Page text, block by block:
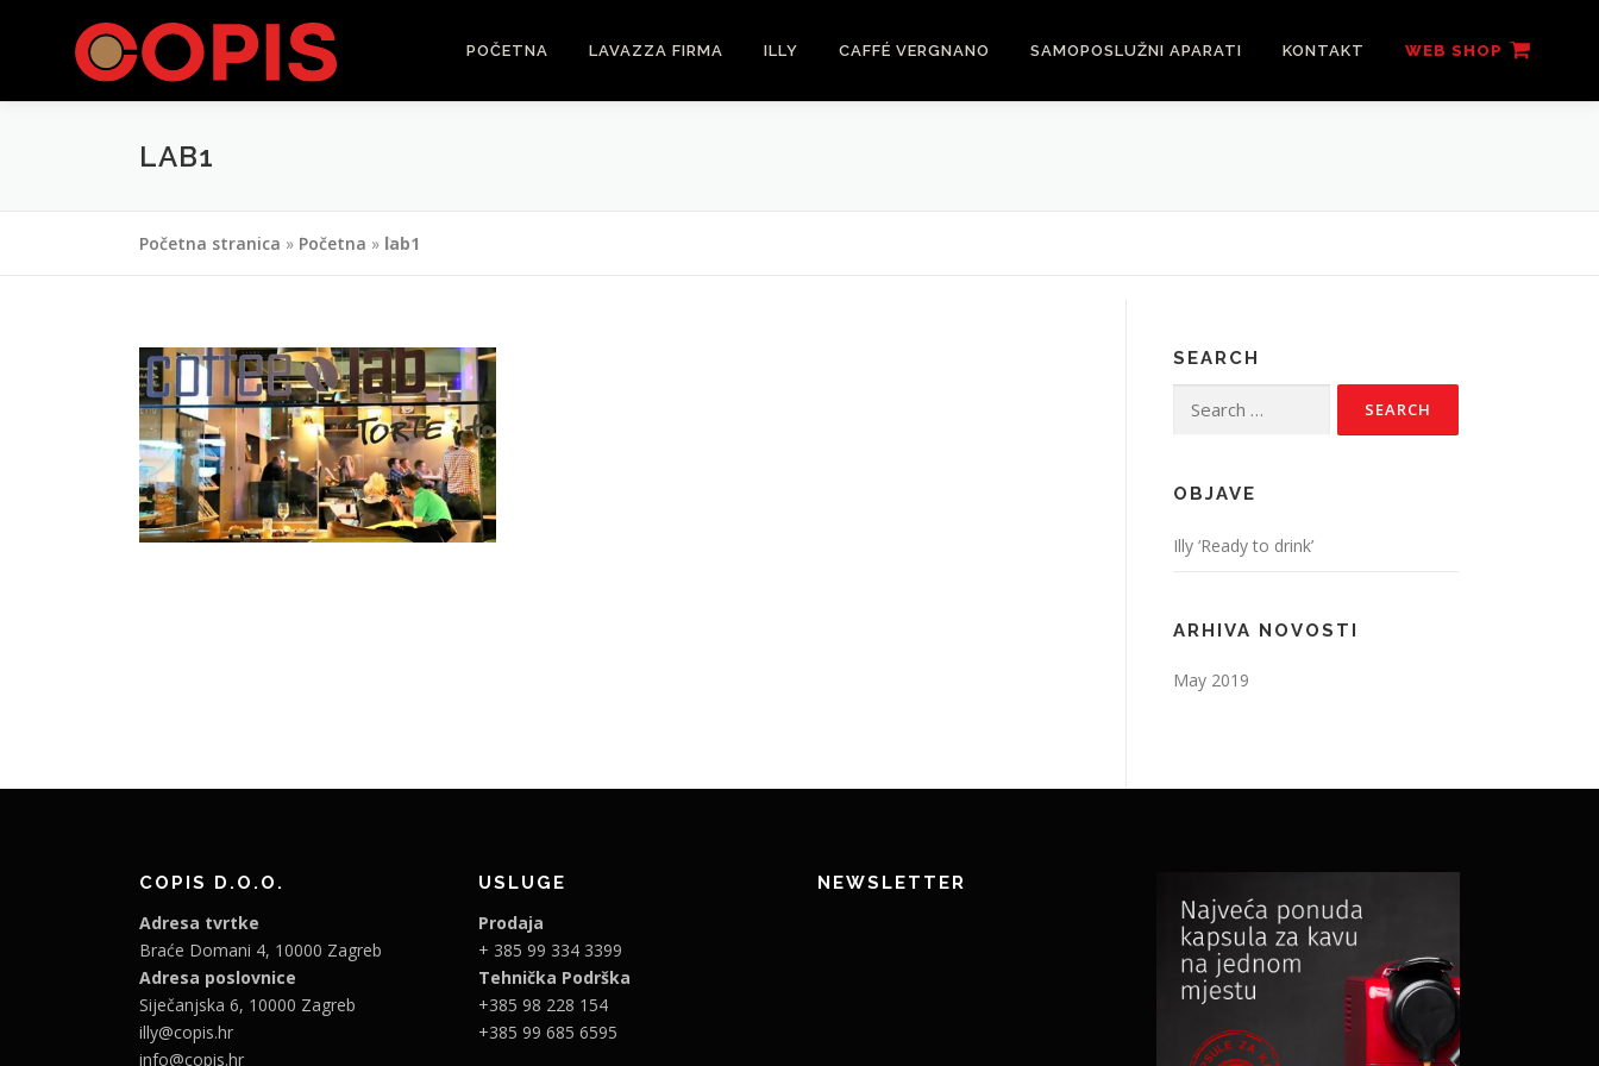
POČETNA LAVAZZA FIRMA ILLY CAFFÉ VERGNANO SAMOPOSLUŽNI APARATI KONTAKT WEB SHOP
LAB1
Početna stranica » Početna » lab1
SEARCH
for:
OBJAVE
Illy ‘Ready to drink’
ARHIVA NOVOSTI
May 2019
COPIS D.O.O.
Adresa tvrtke
Braće Domani 4, 10000 Zagreb
Adresa poslovnice
Siječanjska 6, 10000 Zagreb
illy@copis.hr
info@copis.hr
USLUGE
Prodaja
+ 385 99 334 3399
Tehnička Podrška
+385 98 228 154
+385 99 685 6595
NEWSLETTER